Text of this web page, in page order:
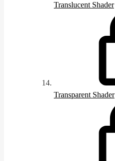
Translucent Shader
Transparent Shader